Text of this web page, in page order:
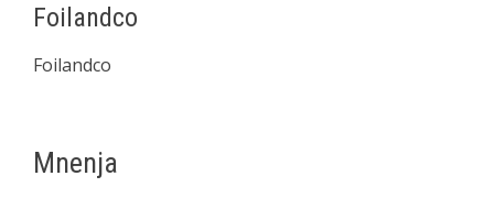
Foilandco
Foilandco
Mnenja